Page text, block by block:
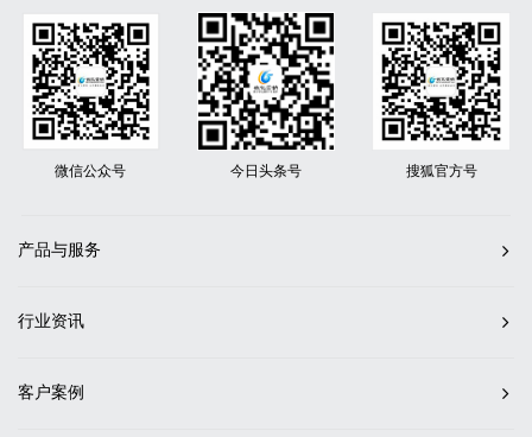
微信公众号 今日头条号 搜狐官方号
产品与服务
行业资讯
客户案例